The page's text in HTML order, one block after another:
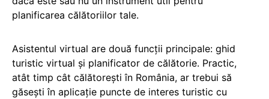
planificarea călătoriilor tale.
Asistentul virtual are două funcții principale: ghid
turistic virtual și planificator de călătorie. Practic,
atât timp cât călătorești în România, ar trebui să
găsești în aplicație puncte de interes turistic cu